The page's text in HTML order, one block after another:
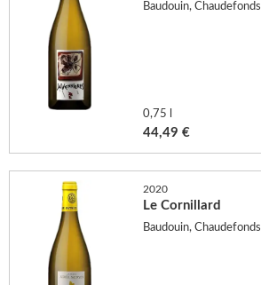
Baudouin, Chaudefonds
0,75 l
44,49 €
2020
Le Cornillard
Baudouin, Chaudefonds